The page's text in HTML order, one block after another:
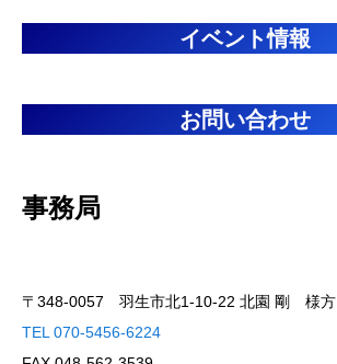
イベント情報
お問い合わせ
事務局
〒348-0057 羽生市北1-10-22 北園 剛 様方
TEL 070-5456-6224